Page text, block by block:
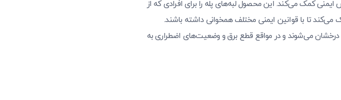
کمک می‌کند. این محصول لبه‌های پله را برای افرادی که از
تا با قوانین ایمنی مختلف همخوانی داشته باشند.
درخشان می‌شوند و در مواقع قطع برق و وضعیت‌های اضطراری به